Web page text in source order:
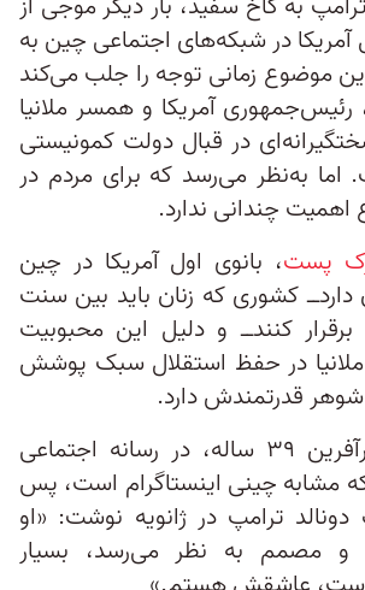
در شبکه‌های اجتماعی چین به
موضوع زمانی توجه را جلب می‌کند
رئیس‌جمهوری آمریکا و همسر ملانیا
در قبال دولت کمونیستی
به‌نظر می‌رسد که برای مردم در
چندانی ندارد.
پست، بانوی اول آمریکا در چین
دارد‌ــ کشوری که زنان باید بین سنت
کنند‌ــ و دلیل این محبوبیت
در حفظ استقلال سبک پوشش
شوهر قدرتمندش دارد.
جویس ییپ، کارآفرین ۳۹ ساله، در رسانه اجتماعی
مشابه چینی اینستاگرام است، پس
ترامپ در ژانویه نوشت: «او
و مصمم به نظر می‌رسد، بسیار